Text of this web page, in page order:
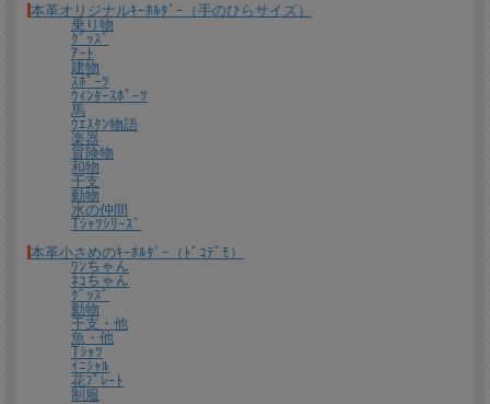
送料について
宅配便 650円から
メール便（全商品対象・定形外郵便ほか）全国一律300円
込）以上でメール便送料無料
熟練したスタッフが丁寧に梱包いたします。
*梱包の例
本革オリジナルｷｰﾎﾙﾀﾞｰ（手のひらサイズ）
乗り物
ｸﾞｯｽﾞ
ｱｰﾄ
建物
ｽﾎﾟｰﾂ
ｳｨﾝﾀｰｽﾎﾟｰﾂ
馬
ｳｴｽﾀﾝ物語
楽器
冒険物
和物
干支
動物
水の仲間
Tｼｬﾂｼﾘｰｽﾞ
本革小さめのｷｰﾎﾙﾀﾞｰ（ﾄﾞｺﾃﾞﾓ）
ﾜﾝちゃん
ﾈｺちゃん
ｸﾞｯｽﾞ
動物
干支・他
魚・他
Tｼｬﾂ
ｲﾆｼｬﾙ
花ﾌﾟﾚｰﾄ
制服